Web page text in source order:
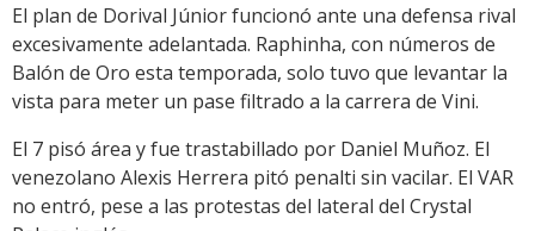
El plan de Dorival Júnior funcionó ante una defensa rival
excesivamente adelantada. Raphinha, con números de
Balón de Oro esta temporada, solo tuvo que levantar la
vista para meter un pase filtrado a la carrera de Vini.
El 7 pisó área y fue trastabillado por Daniel Muñoz. El
venezolano Alexis Herrera pitó penalti sin vacilar. El VAR
no entró, pese a las protestas del lateral del Crystal